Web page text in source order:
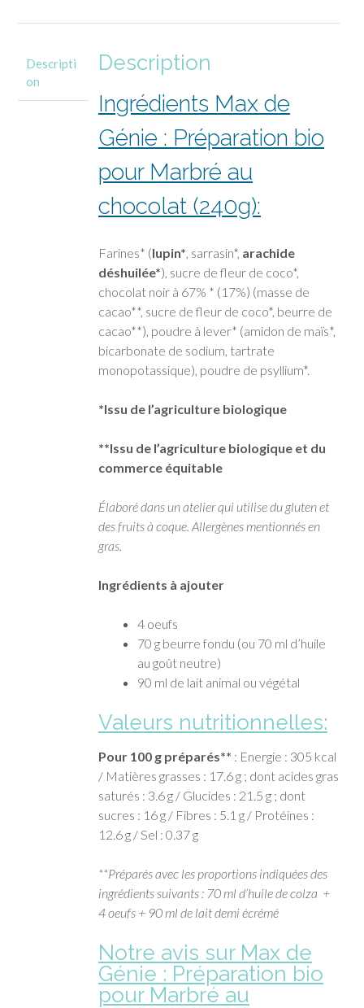
Préparation
pour
Marbré
au
Descripti
on
Description
Ingrédients Max de
Génie : Préparation bio
pour Marbré au
chocolat (240g):
Farines* (lupin*, sarrasin*, arachide
déshuilée*), sucre de fleur de coco*,
chocolat noir à 67% * (17%) (masse de
cacao**, sucre de fleur de coco*, beurre de
cacao**), poudre à lever* (amidon de maïs*,
bicarbonate de sodium, tartrate
monopotassique), poudre de psyllium*.
*Issu de l’agriculture biologique
**Issu de l’agriculture biologique et du
commerce équitable
Élaboré dans un atelier qui utilise du gluten et
des fruits à coque. Allergènes mentionnés en
gras.
Ingrédients à ajouter
4 oeufs
70 g beurre fondu (ou 70 ml d’huile
au goût neutre)
90 ml de lait animal ou végétal
Valeurs nutritionnelles:
Pour 100 g préparés** : Energie : 305 kcal
/ Matières grasses : 17.6 g ; dont acides gras
saturés : 3.6 g / Glucides : 21.5 g ; dont
sucres : 16 g / Fibres : 5.1 g / Protéines :
12.6 g / Sel : 0.37 g
**Préparés avec les proportions indiquées des
ingrédients suivants : 70 ml d’huile de colza +
4 oeufs + 90 ml de lait demi écrémé
Notre avis sur Max de
Génie : Préparation bio
pour Marbré au